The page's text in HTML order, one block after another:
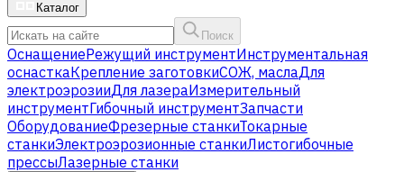
Каталог
Поиск
ОснащениеРежущий инструментИнструментальная
оснасткаКрепление заготовкиСОЖ, маслаДля
электроэрозииДля лазераИзмерительный
инструментГибочный инструментЗапчасти
ОборудованиеФрезерные станкиТокарные
станкиЭлектроэрозионные станкиЛистогибочные
прессыЛазерные станки